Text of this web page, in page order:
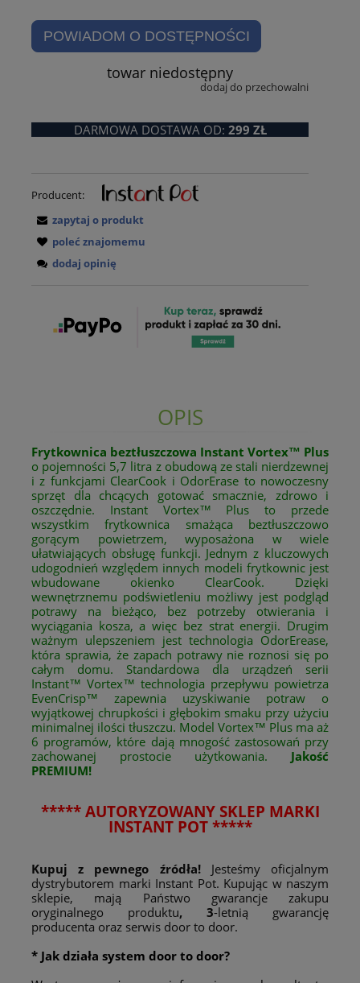
POWIADOM O DOSTĘPNOŚCI
towar niedostępny
dodaj do przechowalni
DARMOWA DOSTAWA OD: 299 ZŁ
Producent:
zapytaj o produkt
poleć znajomemu
dodaj opinię
OPIS
Frytkownica beztłuszczowa Instant Vortex™ Plus
o pojemności 5,7 litra z obudową ze stali nierdzewnej
i z funkcjami ClearCook i OdorErase to nowoczesny
sprzęt dla chcących gotować smacznie, zdrowo i
oszczędnie. Instant Vortex™ Plus to przede
wszystkim frytkownica smażąca beztłuszczowo
gorącym powietrzem, wyposażona w wiele
ułatwiających obsługę funkcji. Jednym z kluczowych
udogodnień względem innych modeli frytkownic jest
wbudowane okienko ClearCook. Dzięki
wewnętrznemu podświetleniu możliwy jest podgląd
potrawy na bieżąco, bez potrzeby otwierania i
wyciągania kosza, a więc bez strat energii. Drugim
ważnym ulepszeniem jest technologia OdorErease,
która sprawia, że zapach potrawy nie roznosi się po
całym domu. Standardowa dla urządzeń serii
Instant™ Vortex™ technologia przepływu powietrza
EvenCrisp™ zapewnia uzyskiwanie potraw o
wyjątkowej chrupkości i głębokim smaku przy użyciu
minimalnej ilości tłuszczu. Model Vortex™ Plus ma aż
6 programów, które dają mnogość zastosowań przy
zachowanej prostocie użytkowania. Jakość
PREMIUM!
***** AUTORYZOWANY SKLEP MARKI
INSTANT POT *****
Kupuj z pewnego źródła! Jesteśmy oficjalnym
dystrybutorem marki Instant Pot. Kupując w naszym
sklepie, mają Państwo gwarancje zakupu
oryginalnego produktu, 3-letnią gwarancję
producenta oraz serwis door to door.
* Jak działa system door to door?